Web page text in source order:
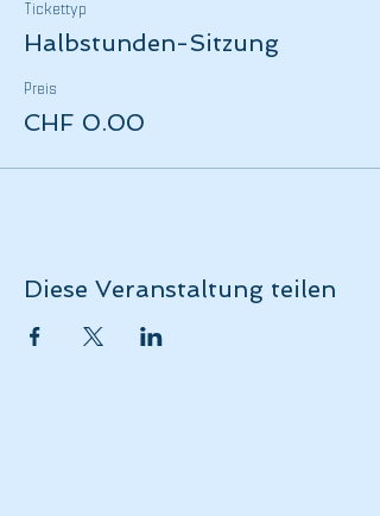
Tickettyp
Halbstunden-Sitzung
Preis
CHF 0.00
Diese Veranstaltung teilen